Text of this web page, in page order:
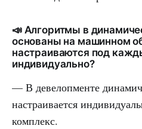
📣 Алгоритмы в
основаны на машинном
настраиваются под
индивидуально?
— В девелопменте
настраивается
комплекс.